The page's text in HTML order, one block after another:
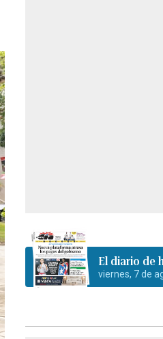
El diario de
viernes, 7 de